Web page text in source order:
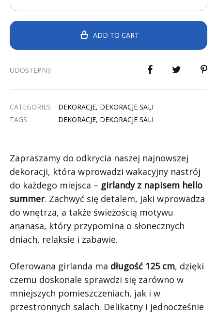
ADD TO CART
UDOSTĘPNIJ
CATEGORIES DEKORACJE, DEKORACJE SALI
TAGS
DEKORACJE, DEKORACJE SALI
Zapraszamy do odkrycia naszej najnowszej
dekoracji, która wprowadzi wakacyjny nastrój
do każdego miejsca – girlandy z napisem hello
summer. Zachwyć się detalem, jaki wprowadza
do wnętrza, a także świeżością motywu
ananasa, który przypomina o słonecznych
dniach, relaksie i zabawie.
Oferowana girlanda ma długość 125 cm, dzięki
czemu doskonale sprawdzi się zarówno w
mniejszych pomieszczeniach, jak i w
przestronnych salach. Delikatny i jednocześnie